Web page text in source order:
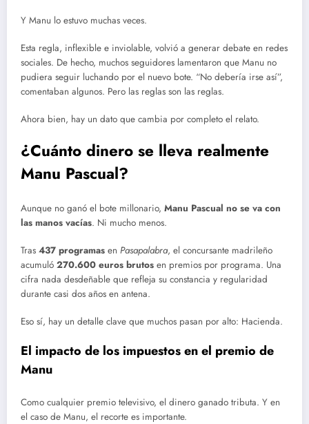
Y Manu lo estuvo muchas veces.
Esta regla, inflexible e inviolable, volvió a generar debate en redes
sociales. De hecho, muchos seguidores lamentaron que Manu no
pudiera seguir luchando por el nuevo bote. “No debería irse así”,
comentaban algunos. Pero las reglas son las reglas.
Ahora bien, hay un dato que cambia por completo el relato.
¿Cuánto dinero se lleva realmente
Manu Pascual?
Aunque no ganó el bote millonario, Manu Pascual no se va con
las manos vacías. Ni mucho menos.
Tras 437 programas en Pasapalabra, el concursante madrileño
acumuló 270.600 euros brutos en premios por programa. Una
cifra nada desdeñable que refleja su constancia y regularidad
durante casi dos años en antena.
Eso sí, hay un detalle clave que muchos pasan por alto: Hacienda.
El impacto de los impuestos en el premio de
Manu
Como cualquier premio televisivo, el dinero ganado tributa. Y en
el caso de Manu, el recorte es importante.